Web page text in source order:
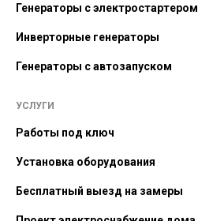
Генераторы с электростартером
Инверторные генераторы
Генераторы с автозапуском
УСЛУГИ
Работы под ключ
Установка оборудования
Бесплатный выезд на замеры